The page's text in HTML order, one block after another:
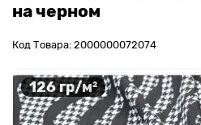
на черном
Код Товара: 2000000072074
126 гр/м²